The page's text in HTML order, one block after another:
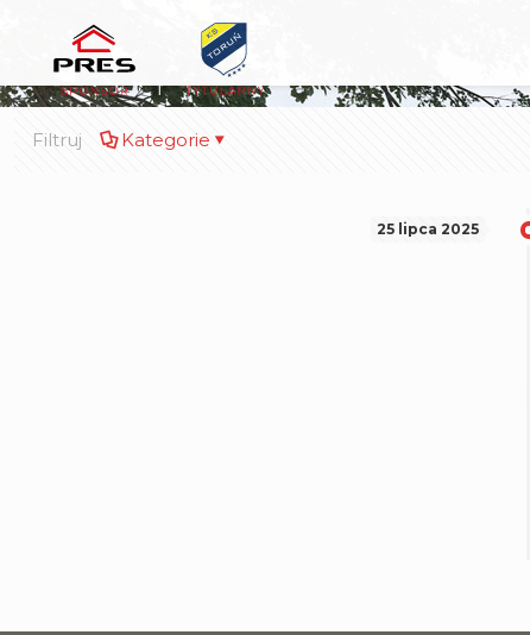
Filtruj Kategorie
25 lipca 2025